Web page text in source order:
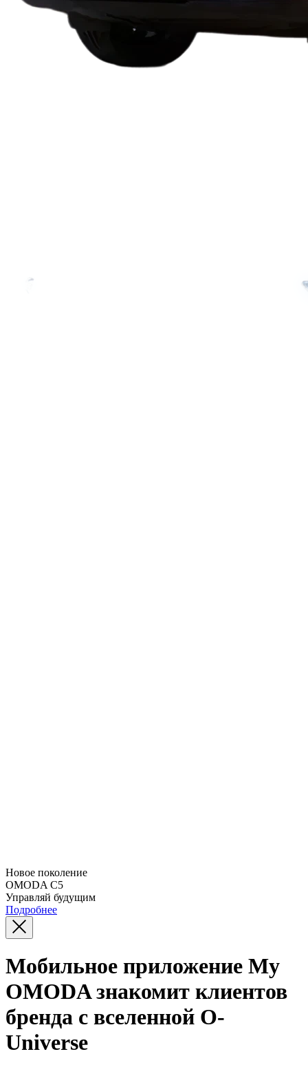
Новое поколение
OMODA C5
Управляй будущим
Подробнее
Мобильное приложение My
OMODA знакомит клиентов
бренда с вселенной O-
Universe